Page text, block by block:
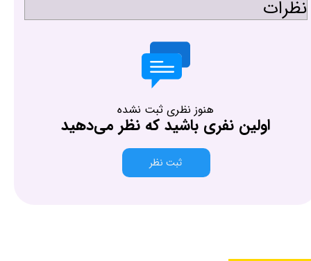
نظرات
هنوز نظری ثبت نشده
اولین نفری باشید که نظر می‌دهید
ثبت نظر